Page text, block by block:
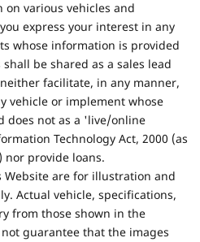
various vehicles and
express your interest in any
whose information is provided
be shared as a sales lead
facilitate, in any manner,
vehicle or implement whose
does not as a 'live/online
Technology Act, 2000 (as
provide loans.
are for illustration and
Actual vehicle, specifications,
from those shown in the
guarantee that the images